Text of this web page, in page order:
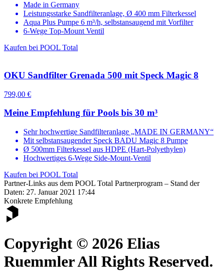
Made in Germany
Leistungsstarke Sandfilteranlage, Ø 400 mm Filterkessel
Aqua Plus Pumpe 6 m³/h, selbstansaugend mit Vorfilter
6-Wege Top-Mount Ventil
Kaufen bei POOL Total
OKU Sandfilter Grenada 500 mit Speck Magic 8
799,00 €
Meine Empfehlung für Pools bis 30 m³
Sehr hochwertige Sandfilteranlage „MADE IN GERMANY“
Mit selbstansaugender Speck BADU Magic 8 Pumpe
Ø 500mm Filterkessel aus HDPE (Hart-Polyethylen)
Hochwertiges 6-Wege Side-Mount-Ventil
Kaufen bei POOL Total
Partner-Links aus dem POOL Total Partnerprogram – Stand der
Daten: 27. Januar 2021 17:44
Konkrete Empfehlung
Copyright © 2026 Elias
Ruemmler All Rights Reserved.